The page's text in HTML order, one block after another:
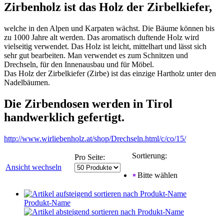
Zirbenholz ist das Holz der Zirbelkiefer,
welche in den Alpen und Karpaten wächst. Die Bäume können bis
zu 1000 Jahre alt werden. Das aromatisch duftende Holz wird
vielseitig verwendet. Das Holz ist leicht, mittelhart und lässt sich
sehr gut bearbeiten. Man verwendet es zum Schnitzen und
Drechseln, für den Innenausbau und für Möbel.
Das Holz der Zirbelkiefer (Zirbe) ist das einzige Hartholz unter den
Nadelbäumen.
Die Zirbendosen werden in Tirol
handwerklich gefertigt.
http://www.wirliebenholz.at/shop/Drechseln.html/c/co/15/
Ansicht wechseln
Pro Seite: Sortierung:
Bitte wählen
Produkt-Name